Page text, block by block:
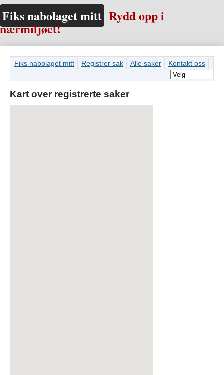
Fiks nabolaget mitt Rydd opp i
nærmiljøet!
Fiks nabolaget mitt Registrer sak Alle saker Kontakt oss
Kart over registrerte saker